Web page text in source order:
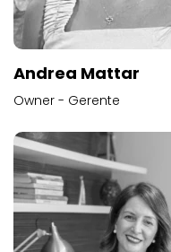
Andrea Mattar
Owner - Gerente